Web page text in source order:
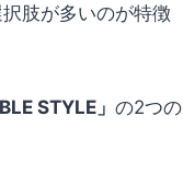
肢が多いのが特徴
STYLE」 の2つの